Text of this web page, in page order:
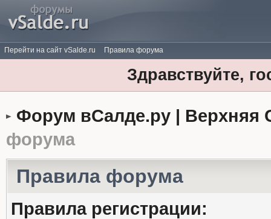
Перейти на сайт vSalde.ru Правила форума
Здравствуйте,
Форум вСалде.ру | Верхняя
форума
Правила форума
Правила регистрации: